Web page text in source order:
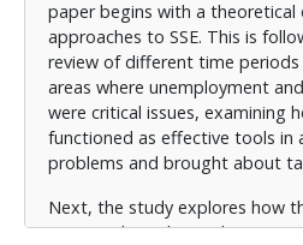
Ως επιλεγμένο μοντέλο
εξεταστεί ο Συνεταιρισμός
οποίος συστήνεται με σκοπό
βιοπορισμό των μελών του, με
διαδικασίες. Αφού
ΣΥΝΕΡΓ, εντός και εκτός
σύγκρισή τους με τις
σχετικά με τις συνθήκες
αναδεικνύοντας τις διαφορές.
paper begins with a theoretical
approaches to SSE. This is
review of different time
areas where unemployment
were critical issues, examining
functioned as effective tools in
problems and brought about
Next, the study explores how
ensure job quality and create